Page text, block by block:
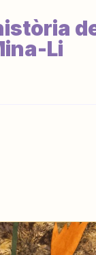
Li